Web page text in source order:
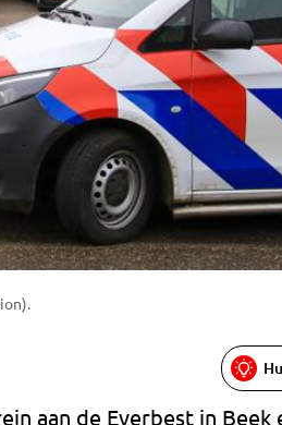
aan de Everbest in Beek